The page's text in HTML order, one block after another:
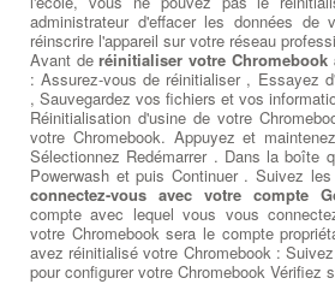
administrateur d'effacer les données de
réinscrire l'appareil sur votre réseau
Avant deréinitialiser votre Chromebook
: Assurez-vous de réinitialiser , Essayez
, Sauvegardez vos fichiers et vos
Réinitialisation d'usine de votre
votre Chromebook. Appuyez et
Sélectionnez Redémarrer . Dans la boîte
Powerwash et puis Continuer . Suivez
connectez-vous avec votre compte
compte avec lequel vous vous
votre Chromebook sera le compte
avez réinitialisé votre Chromebook :
pour configurer votre Chromebook Vérifiez